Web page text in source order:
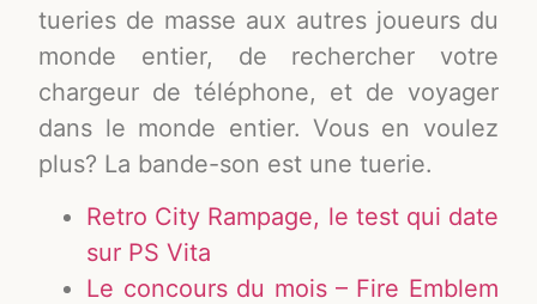
tueries de masse aux autres joueurs du
monde entier, de rechercher votre
chargeur de téléphone, et de voyager
dans le monde entier. Vous en voulez
plus? La bande-son est une tuerie.
Retro City Rampage, le test qui date
sur PS Vita
Le concours du mois – Fire Emblem